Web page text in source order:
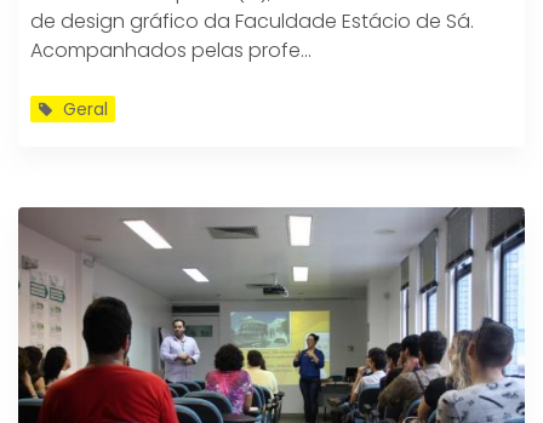
de design gráfico da Faculdade Estácio de Sá.
Acompanhados pelas profe...
Geral